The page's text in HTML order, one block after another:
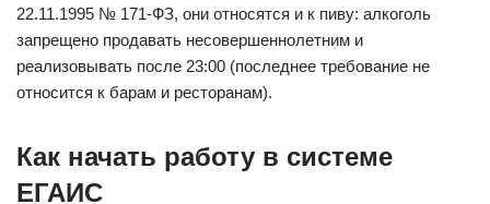
22.11.1995 № 171-ФЗ, они относятся и к пиву: алкоголь
запрещено продавать несовершеннолетним и
реализовывать после 23:00 (последнее требование не
относится к барам и ресторанам).
Как начать работу в системе
ЕГАИС